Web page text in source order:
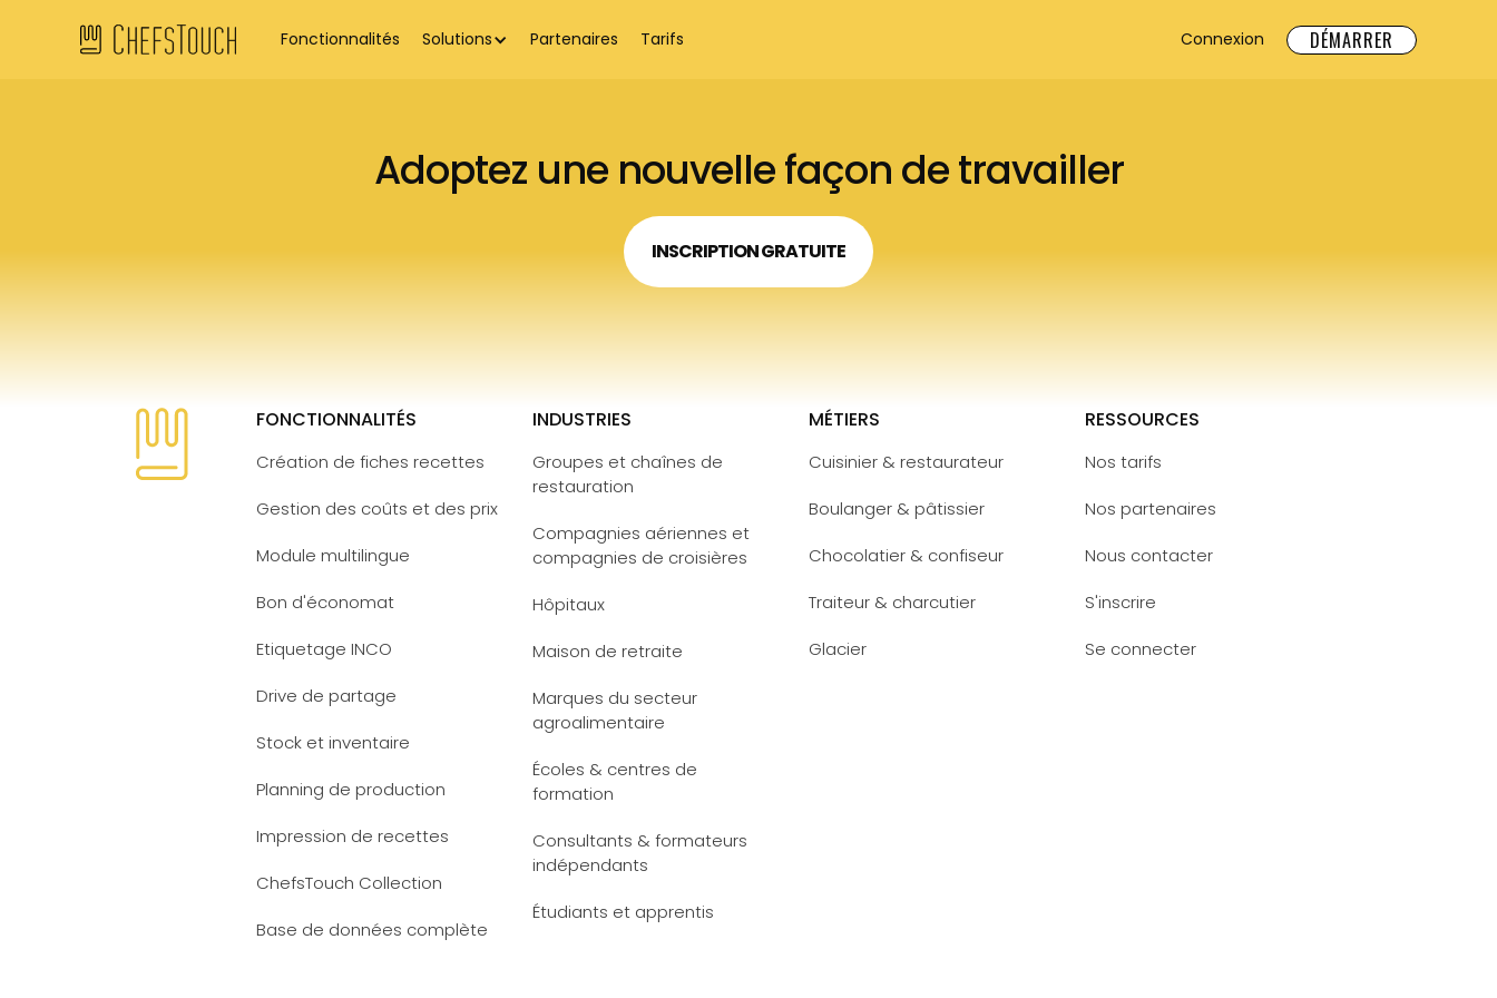
Fonctionnalités Solutions Partenaires Tarifs Connexion DÉMARRER
Adoptez une nouvelle façon de travailler
INSCRIPTION GRATUITE
FONCTIONNALITÉS
Création de fiches recettes
Gestion des coûts et des prix
Module multilingue
Bon d'économat
Etiquetage INCO
Drive de partage
Stock et inventaire
Planning de production
Impression de recettes
ChefsTouch Collection
Base de données complète
INDUSTRIES
Groupes et chaînes de
restauration
Compagnies aériennes et
compagnies de croisières
Hôpitaux
Maison de retraite
Marques du secteur
agroalimentaire
Écoles & centres de
formation
Consultants & formateurs
indépendants
Étudiants et apprentis
MÉTIERS
Cuisinier & restaurateur
Boulanger & pâtissier
Chocolatier & confiseur
Traiteur & charcutier
Glacier
RESSOURCES
Nos tarifs
Nos partenaires
Nous contacter
S'inscrire
Se connecter